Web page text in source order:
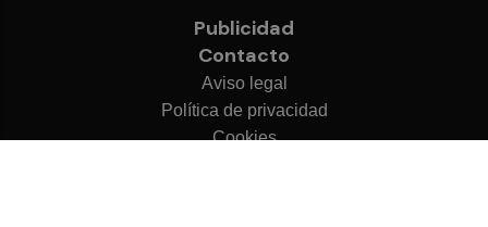
Publicidad
Contacto
Aviso legal
Política de privacidad
Cookies